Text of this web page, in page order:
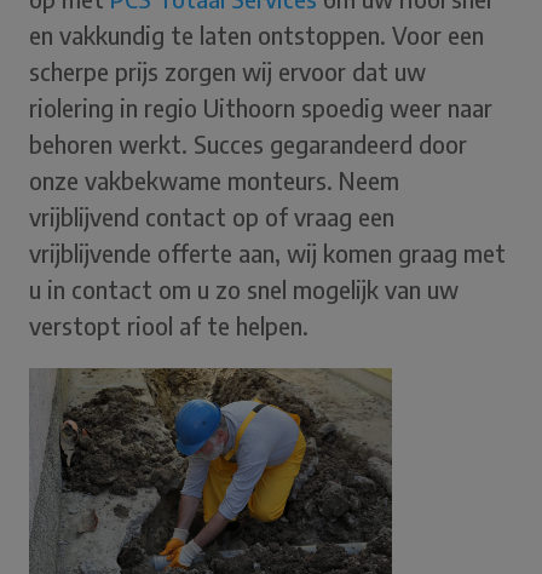
en vakkundig te laten ontstoppen. Voor een
scherpe prijs zorgen wij ervoor dat uw
riolering in regio Uithoorn spoedig weer naar
behoren werkt. Succes gegarandeerd door
onze vakbekwame monteurs. Neem
vrijblijvend contact op of vraag een
vrijblijvende offerte aan, wij komen graag met
u in contact om u zo snel mogelijk van uw
verstopt riool af te helpen.